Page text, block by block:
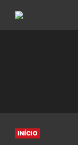
INÍCIO